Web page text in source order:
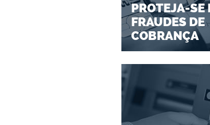
PROTEJA-SE
FRAUDES DE
COBRANÇA